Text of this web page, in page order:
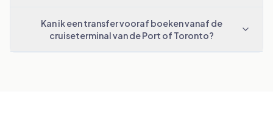
Kan ik een transfer vooraf boeken vanaf de
cruiseterminal van de Port of Toronto?